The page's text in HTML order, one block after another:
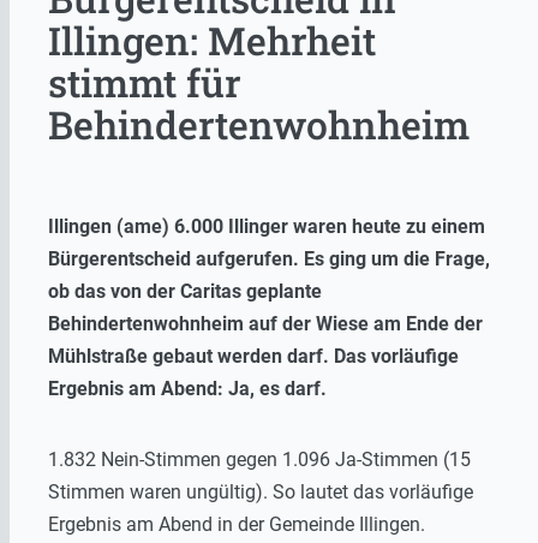
Illingen: Mehrheit
stimmt für
Behindertenwohnheim
Illingen (ame) 6.000 Illinger waren heute zu einem
Bürgerentscheid aufgerufen. Es ging um die Frage,
ob das von der Caritas geplante
Behindertenwohnheim auf der Wiese am Ende der
Mühlstraße gebaut werden darf. Das vorläufige
Ergebnis am Abend: Ja, es darf.
1.832 Nein-Stimmen gegen 1.096 Ja-Stimmen (15
Stimmen waren ungültig). So lautet das vorläufige
Ergebnis am Abend in der Gemeinde Illingen.